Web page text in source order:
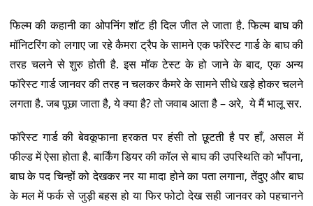
फिल्म की कहानी का ओपनिंग शॉट ही दिल जीत ले जाता है. फिल्म बाघ की
मॉनिटरिंग को लगाए जा रहे कैमरा ट्रैप के सामने एक फॉरेस्ट गार्ड के बाघ की
तरह चलने से शुरु होती है. इस मॉक टेस्ट के हो जाने के बाद, एक अन्य
फॉरेस्ट गार्ड जानवर की तरह न चलकर कैमरे के सामने सीधे खड़े होकर चलने
लगता है. जब पूछा जाता है, ये क्या है? तो जवाब आता है – अरे, ये मैं भालू सर.
फॉरेस्ट गार्ड की बेवकूफाना हरकत पर हंसी तो छूटती है पर हाँ, असल में
फील्ड में ऐसा होता है. बार्किंग डियर की कॉल से बाघ की उपस्थिति को भाँपना,
बाघ के पद चिन्हों को देखकर नर या मादा होने का पता लगाना, तेंदुए और बाघ
के मल में फर्क से जुड़ी बहस हो या फिर फोटो देख सही जानवर को पहचानने